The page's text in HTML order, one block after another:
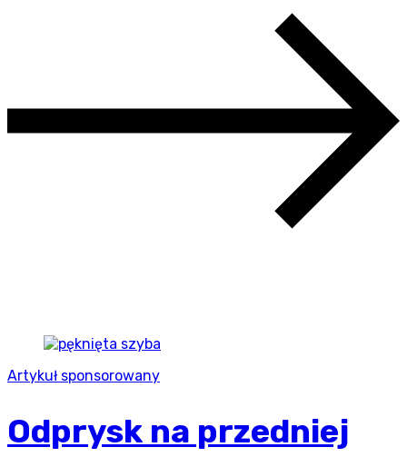
Artykuł sponsorowany
Odprysk na przedniej